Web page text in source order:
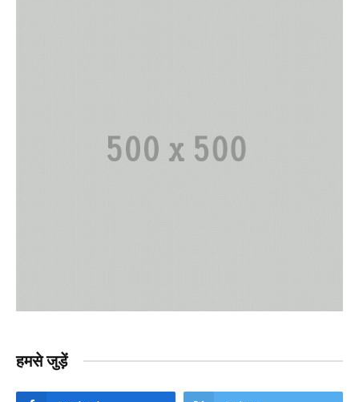
हमसे जुड़ें